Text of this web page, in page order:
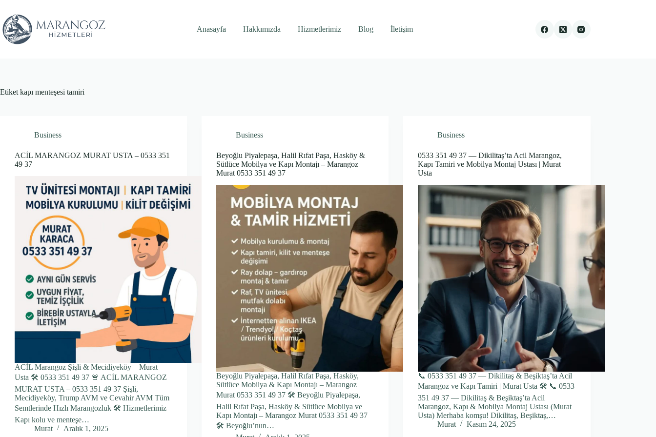
content
Anasayfa
Hakkımızda Hizmetlerimiz Blog İletişim
Etiket kapı menteşesi tamiri
Business
ACİL MARANGOZ MURAT USTA – 0533 351
49 37
ACİL Marangoz Şişli & Mecidiyeköy – Murat
Usta 🛠️ 0533 351 49 37 🚨 ACİL MARANGOZ
MURAT USTA – 0533 351 49 37 Şişli,
Mecidiyeköy, Trump AVM ve Cevahir AVM Tüm
Semtlerinde Hızlı Marangozluk 🛠️ Hizmetlerimiz
Kapı kolu ve menteşe…
Murat
Aralık 1, 2025
Business
Beyoğlu Piyalepaşa, Halil Rıfat Paşa, Hasköy &
Sütlüce Mobilya ve Kapı Montajı – Marangoz
Murat 0533 351 49 37
Beyoğlu Piyalepaşa, Halil Rıfat Paşa, Hasköy,
Sütlüce Mobilya & Kapı Montajı – Marangoz
Murat 0533 351 49 37 🛠️ Beyoğlu Piyalepaşa,
Halil Rıfat Paşa, Hasköy & Sütlüce Mobilya ve
Kapı Montajı – Marangoz Murat 0533 351 49 37
🛠️ Beyoğlu’nun…
Business
0533 351 49 37 — Dikilitaş’ta Acil Marangoz,
Kapı Tamiri ve Mobilya Montaj Ustası | Murat
Usta
📞 0533 351 49 37 — Dikilitaş & Beşiktaş’ta Acil
Marangoz ve Kapı Tamiri | Murat Usta 🛠️ 📞 0533
351 49 37 — Dikilitaş & Beşiktaş’ta Acil
Marangoz, Kapı & Mobilya Montaj Ustası (Murat
Usta) Merhaba komşu! Dikilitaş, Beşiktaş,…
Murat
Kasım 24, 2025